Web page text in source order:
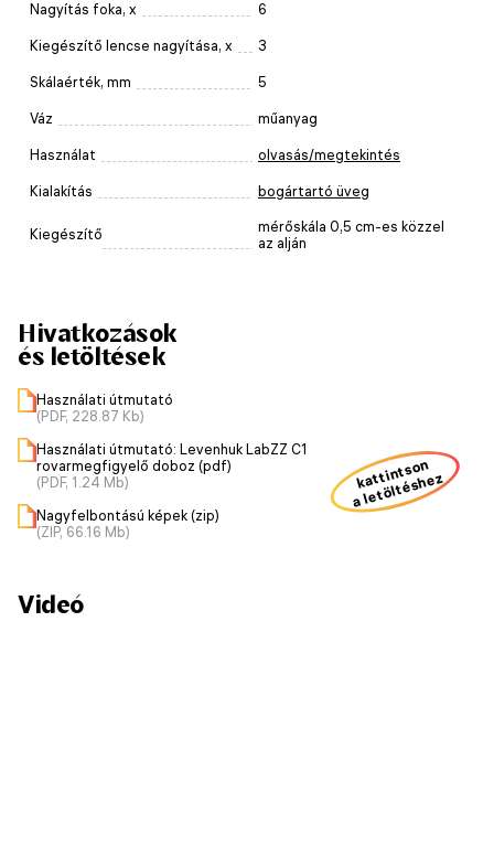
Nagyítás foka, x 6
Kiegészítő lencse nagyítása, x 3
Skálaérték, mm 5
Váz műanyag
Használat olvasás/megtekintés
Kialakítás bogártartó üveg
Kiegészítő
mérőskála 0,5 cm-es közzel
az alján
Hivatkozások
és letöltések
Használati útmutató
(PDF, 228.87 Kb)
Használati útmutató: Levenhuk LabZZ C1
rovarmegfigyelő doboz (pdf)
(PDF, 1.24 Mb)
Nagyfelbontású képek (zip)
(ZIP, 66.16 Mb)
kattintson
a letöltéshez
Videó